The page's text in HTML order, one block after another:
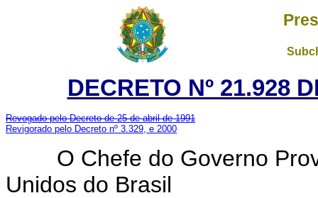
DECRETO Nº 21.928
Revogado pelo Decreto de 25 de abril de 1991
Revigorado pelo Decreto nº 3.329, e 2000
O Chefe do Governo
Unidos do Brasil